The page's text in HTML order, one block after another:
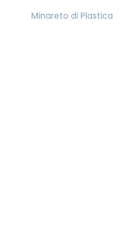
Minareto di Plastica